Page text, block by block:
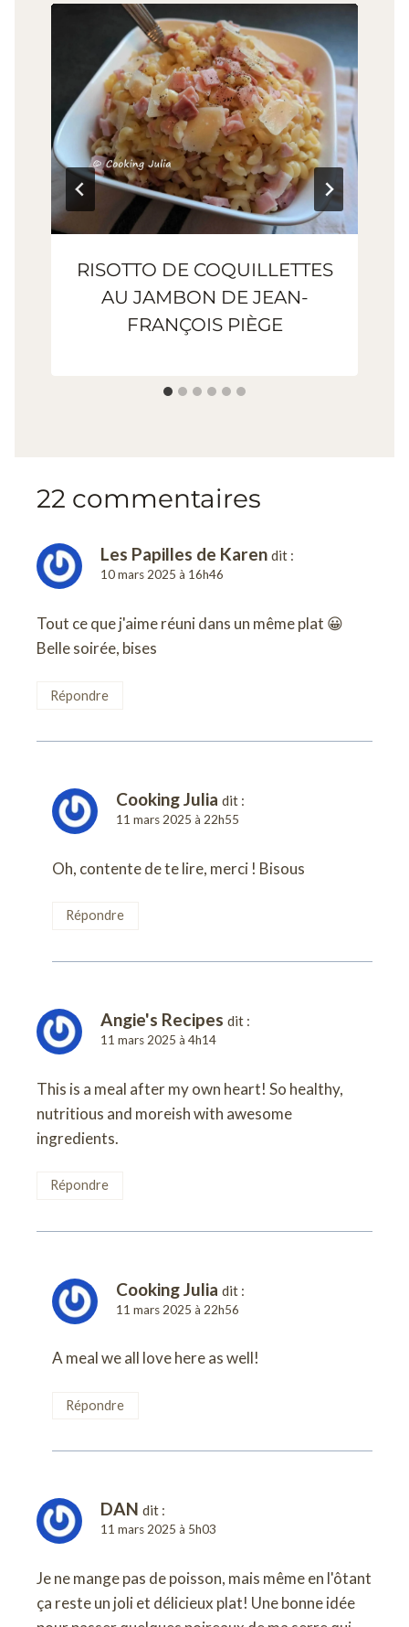
RISOTTO DE COQUILLETTES
AU JAMBON DE JEAN-
FRANÇOIS PIÈGE
22 commentaires
Les Papilles de Karen dit :
10 mars 2025 à 16h46
Tout ce que j'aime réuni dans un même plat 😀
Belle soirée, bises
Répondre
Cooking Julia dit :
11 mars 2025 à 22h55
Oh, contente de te lire, merci ! Bisous
Répondre
Angie's Recipes dit :
11 mars 2025 à 4h14
This is a meal after my own heart! So healthy,
nutritious and moreish with awesome
ingredients.
Répondre
Cooking Julia dit :
11 mars 2025 à 22h56
A meal we all love here as well!
Répondre
DAN dit :
11 mars 2025 à 5h03
Je ne mange pas de poisson, mais même en l'ôtant
ça reste un joli et délicieux plat! Une bonne idée